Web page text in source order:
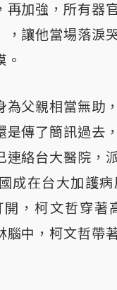
再加強，所有器
，讓他當場落淚
為父親相當無助
是傳了簡訊過去
連絡台大醫院，
成在台大加護
開，柯文哲穿
腦中，柯文哲帶